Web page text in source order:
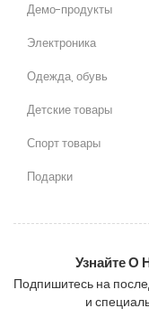
Демо-продукты
Электроника
Одежда, обувь
Детские товары
Спорт товары
Подарки
Узнайте
Подпишитесь на
и